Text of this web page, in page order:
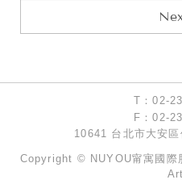
T：02-
F：02-
10641 台北市大安
Copyright © NUYOU甯寓國